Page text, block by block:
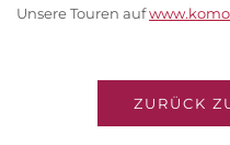
Unsere Touren auf
ZURÜCK